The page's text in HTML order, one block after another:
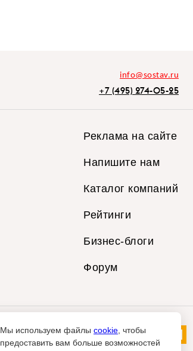
info@sostav.ru
+7 (495) 274-05-25
Реклама на сайте
Напишите нам
Каталог компаний
Рейтинги
Бизнес-блоги
Форум
Мы используем файлы cookie , чтобы
предоставить вам больше возможностей